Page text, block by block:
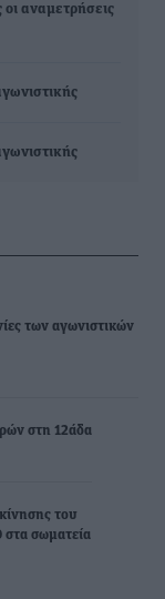
αναμετρήσεις
των αγωνιστικών
στη 12άδα
του
σωματεία